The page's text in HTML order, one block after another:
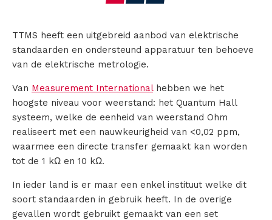
TTMS heeft een uitgebreid aanbod van elektrische
standaarden en ondersteund apparatuur ten behoeve
van de elektrische metrologie.
Van Measurement Internationalhebben we het
hoogste niveau voor weerstand: het Quantum Hall
systeem, welke de eenheid van weerstand Ohm
realiseert met een nauwkeurigheid van <0,02 ppm,
waarmee een directe transfer gemaakt kan worden
tot de 1 kΩ en 10 kΩ.
In ieder land is er maar een enkel instituut welke dit
soort standaarden in gebruik heeft. In de overige
gevallen wordt gebruikt gemaakt van een set